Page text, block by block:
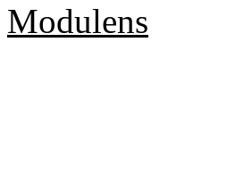
Modulens